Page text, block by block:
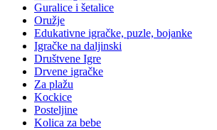
Guralice i šetalice
Oružje
Edukativne igračke, puzle, bojanke
Igračke na daljinski
Društvene Igre
Drvene igračke
Za plažu
Kockice
Posteljine
Kolica za bebe